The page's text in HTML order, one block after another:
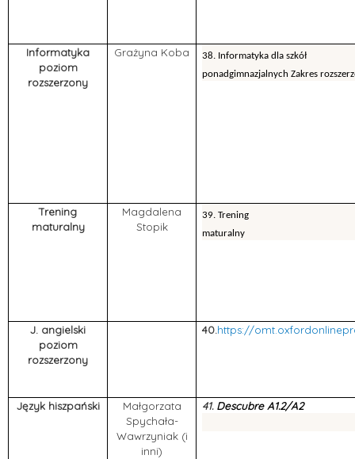
Informatyka
poziom
rozszerzony
Grażyna Koba 38. Informatyka dla szkół
ponadgimnazjalnych Zakres
Trening
maturalny
Magdalena
Stopik
39. Trening
maturalny
J. angielski
poziom
rozszerzony
40.https://
Język hiszpański
Małgorzata
Spychała-
Wawrzyniak (i
inni)
41. Descubre A1.2/A2